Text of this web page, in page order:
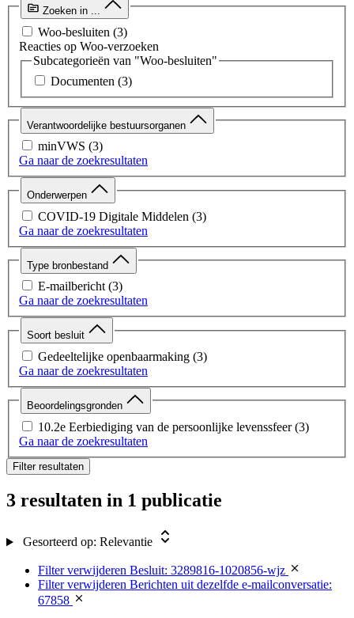
Zoeken in ...
Woo-besluiten (3)
Reacties op Woo-verzoeken
Subcategorieën van "Woo-besluiten"
Documenten (3)
Verantwoordelijke bestuursorganen
minVWS (3)
Ga naar de zoekresultaten
Onderwerpen
COVID-19 Digitale Middelen (3)
Ga naar de zoekresultaten
Type bronbestand
E-mailbericht (3)
Ga naar de zoekresultaten
Soort besluit
Gedeeltelijke openbaarmaking (3)
Ga naar de zoekresultaten
Beoordelingsgronden
10.2e Eerbiediging van de persoonlijke levenssfeer (3)
Ga naar de zoekresultaten
Filter resultaten
3 resultaten in 1 publicatie
Gesorteerd op: Relevantie
Filter verwijderen Besluit: 3289816-1020856-wjz
Filter verwijderen Berichten uit dezelfde e-mailconversatie:
67858